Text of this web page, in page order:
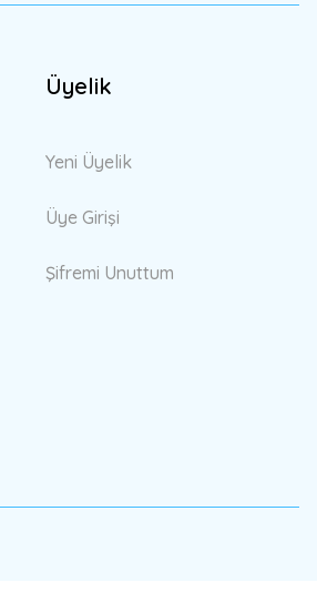
Üyelik
Yeni Üyelik
Üye Girişi
Şifremi Unuttum